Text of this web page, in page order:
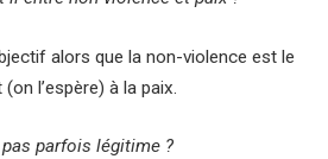
alors que la non-violence est le
l’espère) à la paix.
pas parfois légitime ?